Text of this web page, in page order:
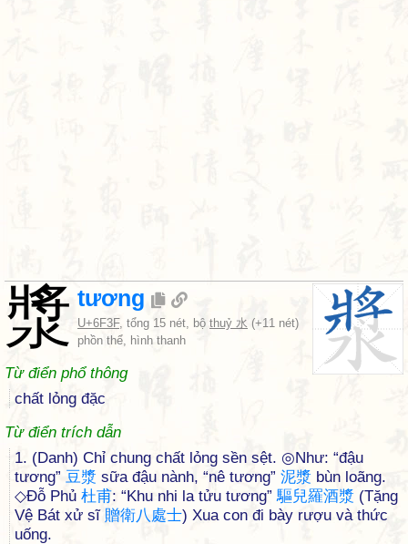
漿 tương
U+6F3F, tổng 15 nét, bộ thuỷ 水 (+11 nét)
phồn thể, hình thanh
Từ điển phổ thông
chất lỏng đặc
Từ điển trích dẫn
1. (Danh) Chỉ chung chất lỏng sền sệt. ◎Như: “đậu
tương” 豆漿 sữa đậu nành, “nê tương” 泥漿 bùn loãng.
◇Đỗ Phủ 杜甫: “Khu nhi la tửu tương”驅兒羅酒漿 (Tặng
Vệ Bát xử sĩ 贈衛八處士) Xua con đi bày rượu và thức
uống.